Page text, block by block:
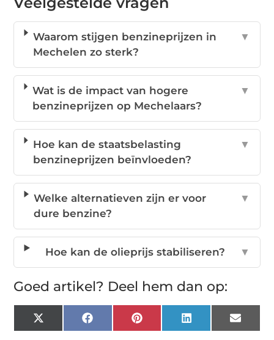
Waarom stijgen benzineprijzen in
Mechelen zo sterk?
▼
Wat is de impact van hogere
benzineprijzen op Mechelaars?
▼
Hoe kan de staatsbelasting
benzineprijzen beïnvloeden?
▼
Welke alternatieven zijn er voor
dure benzine?
▼
Hoe kan de olieprijs stabiliseren? ▼
Goed artikel? Deel hem dan op:
X
(Twitter)
FacebookPinterestLinkedInEmail